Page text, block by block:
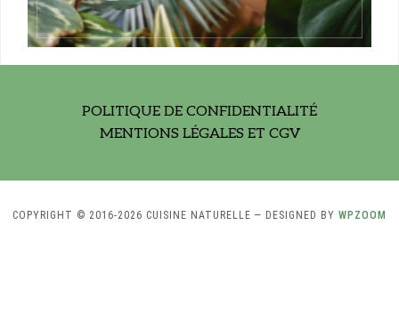
POLITIQUE DE CONFIDENTIALITÉ
MENTIONS LÉGALES ET CGV
COPYRIGHT © 2016-2026 CUISINE NATURELLE — DESIGNED BY WPZOOM